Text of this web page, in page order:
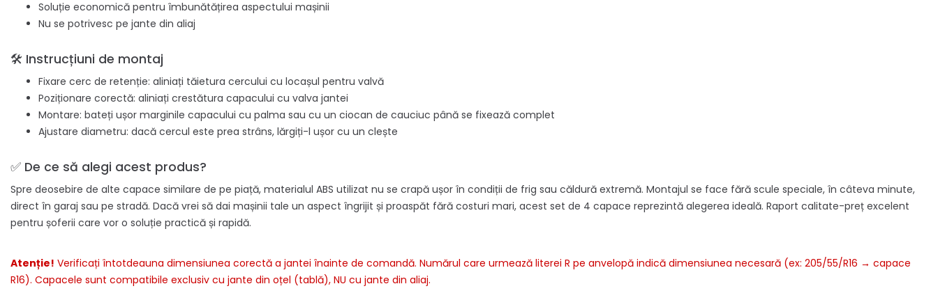
Soluție economică pentru îmbunătățirea aspectului mașinii
Nu se potrivesc pe jante din aliaj
🛠️ Instrucțiuni de montaj
Fixare cerc de retenție: aliniați tăietura cercului cu locașul pentru valvă
Poziționare corectă: aliniați crestătura capacului cu valva jantei
Montare: bateți ușor marginile capacului cu palma sau cu un ciocan de cauciuc până se fixează complet
Ajustare diametru: dacă cercul este prea strâns, lărgiți-l ușor cu un clește
✅ De ce să alegi acest produs?
Spre deosebire de alte capace similare de pe piață, materialul ABS utilizat nu se crapă ușor în condiții de frig sau căldură extremă. Montajul se face fără scule speciale, în câteva minute,
direct în garaj sau pe stradă. Dacă vrei să dai mașinii tale un aspect îngrijit și proaspăt fără costuri mari, acest set de 4 capace reprezintă alegerea ideală. Raport calitate-preț excelent
pentru șoferii care vor o soluție practică și rapidă.
Atenție! Verificați întotdeauna dimensiunea corectă a jantei înainte de comandă. Numărul care urmează literei R pe anvelopă indică dimensiunea necesară (ex: 205/55/R16 → capace
R16). Capacele sunt compatibile exclusiv cu jante din oțel (tablă), NU cu jante din aliaj.